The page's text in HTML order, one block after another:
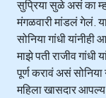
सुप्रिया सुळे असं का
मंगळवारी मांडलं गेलं.
सोनिया गांधी
माझे पती राजीव
पूर्ण करावं असं
महिला खासदार